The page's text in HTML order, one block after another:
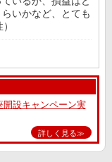
いかなど、とても
設キャンペーン実
詳しく見る≫